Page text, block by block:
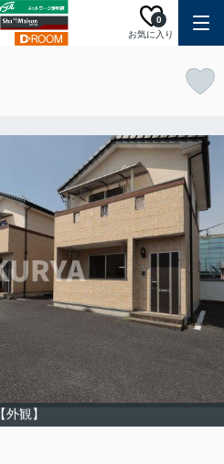
お気に入り
0
【外観】